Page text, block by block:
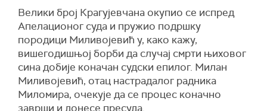
Велики број Крагујевчана окупио се испред
Апелационог суда и пружио подршку
породици Миливојевић у, како кажу,
вишегодишњој борби да случај смрти њиховог
сина добије коначан судски епилог. Милан
Миливојевић, отац настрадалог радника
Миломира, очекује да се процес коначно
заврши и донесе пресуда.